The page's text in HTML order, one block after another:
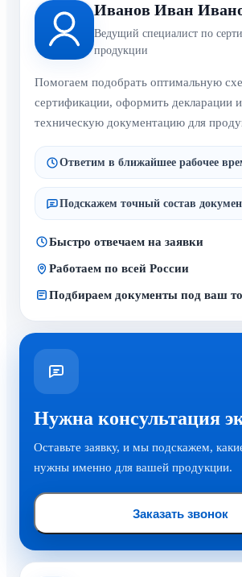
Иванов Иван
Ведущий специалист по
продукции
Помогаем подобрать оптимальную
сертификации, оформить декларации
техническую документацию для
Ответим в ближайшее рабочее
Подскажем точный состав
Быстро отвечаем на заявки
Работаем по всей России
Подбираем документы под ваш
Нужна консультация
Оставьте заявку, и мы подскажем,
нужны именно для вашей продукции.
Заказать звонок